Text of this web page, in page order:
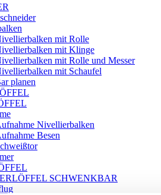
mit Rolle
mit Klinge
mit Rolle und Messer
mit Schaufel
planen
Nivellierbalken
Besen
SCHWENKBAR